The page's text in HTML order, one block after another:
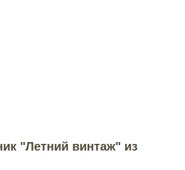
"Летний винтаж" из